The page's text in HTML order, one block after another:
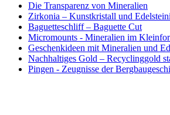
Die Transparenz von Mineralien
Zirkonia – Kunstkristall und
Baguetteschliff – Baguette Cut
Micromounts - Mineralien im
Geschenkideen mit Mineralien und
Nachhaltiges Gold – Recyclinggold
Pingen - Zeugnisse der